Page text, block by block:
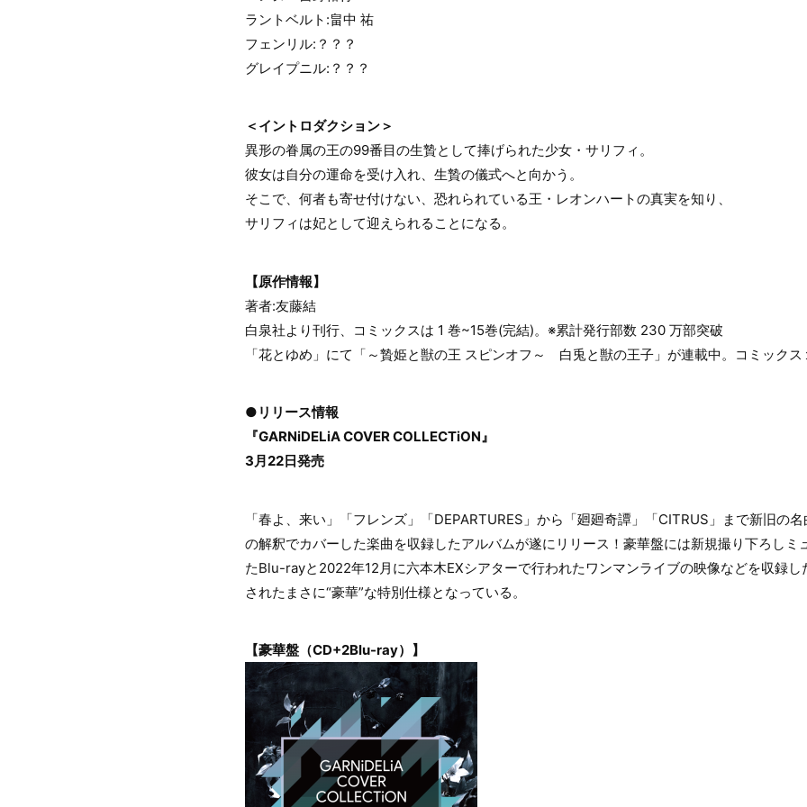
ラントベルト:畠中 祐
フェンリル:？？？
グレイプニル:？？？
＜イントロダクション＞
異形の眷属の王の99番目の生贄として捧げられた少女・サリフィ。
彼女は自分の運命を受け入れ、生贄の儀式へと向かう。
そこで、何者も寄せ付けない、恐れられている王・レオンハートの真実を知り、
サリフィは妃として迎えられることになる。
【原作情報】
著者:友藤結
白泉社より刊行、コミックスは 1 巻~15巻(完結)。※累計発行部数 230 万部突破
「花とゆめ」にて「～贄姫と獣の王 スピンオフ～ 白兎と獣の王子」が連載中。コミックス
●リリース情報
『GARNiDELiA COVER COLLECTiON』
3月22日発売
「春よ、来い」「フレンズ」「DEPARTURES」から「廻廻奇譚」「CITRUS」まで新旧の
の解釈でカバーした楽曲を収録したアルバムが遂にリリース！豪華盤には新規撮り下ろしミ
たBlu-rayと2022年12月に六本木EXシアターで行われたワンマンライブの映像などを収録
されたまさに“豪華”な特別仕様となっている。
【豪華盤（CD+2Blu-ray）】